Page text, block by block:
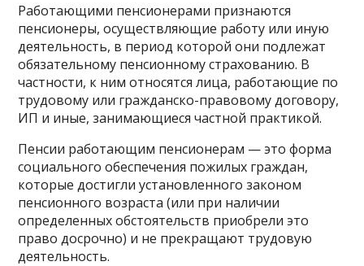
Работающими пенсионерами признаются
пенсионеры, осуществляющие работу или иную
деятельность, в период которой они подлежат
обязательному пенсионному страхованию. В
частности, к ним относятся лица, работающие по
трудовому или гражданско-правовому договору,
ИП и иные, занимающиеся частной практикой.
Пенсии работающим пенсионерам — это форма
социального обеспечения пожилых граждан,
которые достигли установленного законом
пенсионного возраста (или при наличии
определенных обстоятельств приобрели это
право досрочно) и не прекращают трудовую
деятельность.